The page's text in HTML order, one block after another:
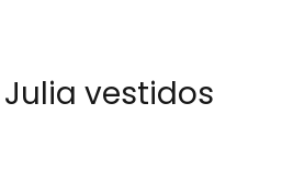
vestidos